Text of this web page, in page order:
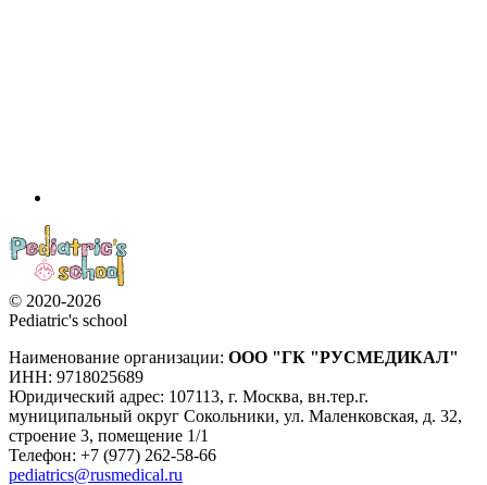
© 2020-2026
Pediatric's school
Наименование организации: ООО "ГК "РУСМЕДИКАЛ"
ИНН: 9718025689
Юридический адрес: 107113, г. Москва, вн.тер.г.
муниципальный округ Сокольники, ул. Маленковская, д. 32,
строение 3, помещение 1/1
Телефон: +7 (977) 262-58-66
pediatrics@rusmedical.ru